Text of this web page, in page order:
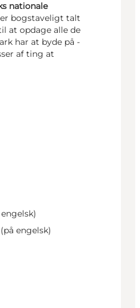
nationale
bogstaveligt talt
at opdage alle de
har at byde på -
af ting at
engelsk)